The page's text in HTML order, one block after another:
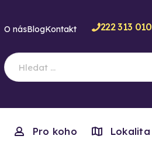
O násBlogKontakt 222 313 010
Pro koho Lokalita